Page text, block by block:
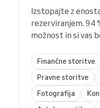
Izstopajte z
rezerviranjem. 94
možnost in si vas
Finančne storitve
Pravne storitve
Fotografija